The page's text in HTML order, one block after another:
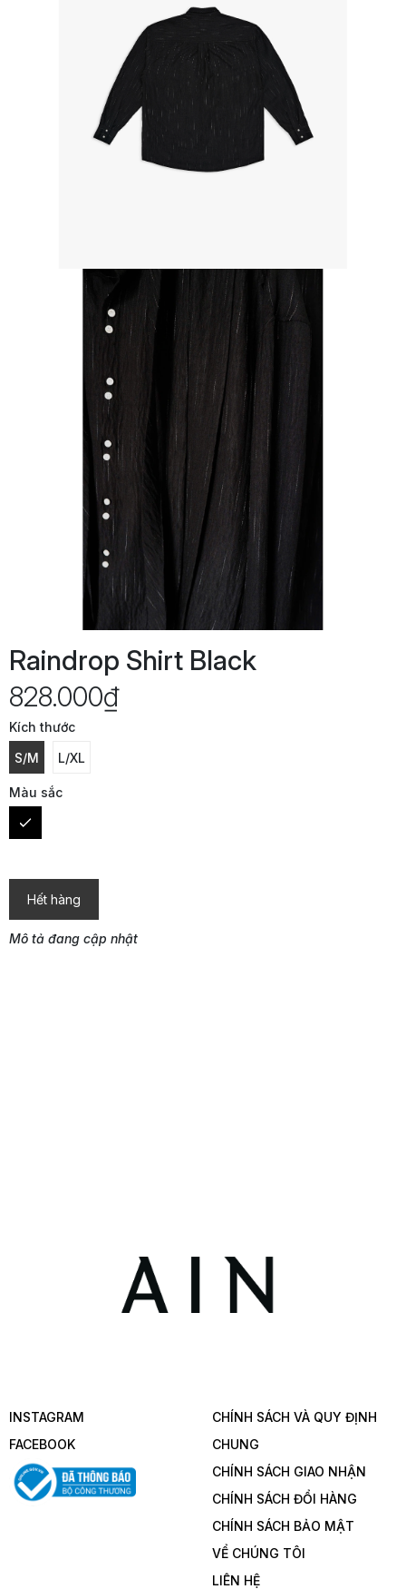
Raindrop Shirt Black
828.000₫
Kích thước
S/M
L/XL
Màu sắc
Hết hàng
Mô tả đang cập nhật
INSTAGRAM
FACEBOOK
CHÍNH SÁCH VÀ QUY ĐỊNH
CHUNG
CHÍNH SÁCH GIAO NHẬN
CHÍNH SÁCH ĐỔI HÀNG
CHÍNH SÁCH BẢO MẬT
VỂ CHÚNG TÔI
LIÊN HỆ